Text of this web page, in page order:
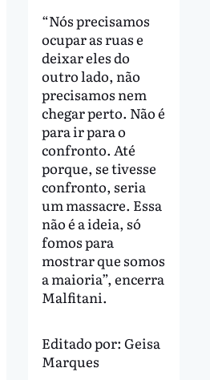
“Nós precisamos
ocupar as ruas e
deixar eles do
outro lado, não
precisamos nem
chegar perto. Não é
para ir para o
confronto. Até
porque, se tivesse
confronto, seria
um massacre. Essa
não é a ideia, só
fomos para
mostrar que somos
a maioria”, encerra
Malfitani.
Editado por: Geisa
Marques